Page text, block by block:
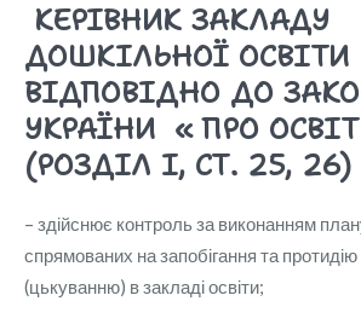
КЕРІВНИК ЗАКЛАДУ
ДОШКІЛЬНОЇ ОСВІТИ
ВІДПОВІДНО ДО
УКРАЇНИ « ПРО
(РОЗДІЛ І, СТ. 25,
– здійснює контроль за виконанням
спрямованих на запобігання та протидію
(цькуванню) в закладі освіти;